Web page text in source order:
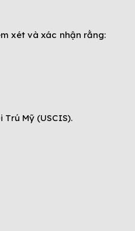
xét và xác nhận rằng:
Mỹ (USCIS).